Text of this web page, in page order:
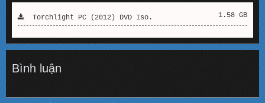
Torchlight PC (2012) DVD Iso. 1.58 GB
Bình luận